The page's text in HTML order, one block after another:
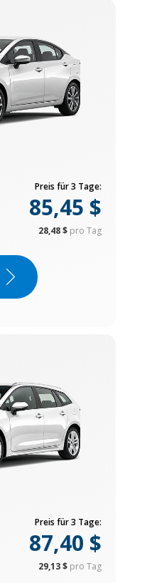
Preis für 3 Tage:
85,45 $
28,48 $ pro Tag
Preis für 3 Tage:
87,40 $
29,13 $ pro Tag